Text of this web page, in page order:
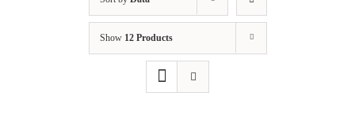
Show 12 Products